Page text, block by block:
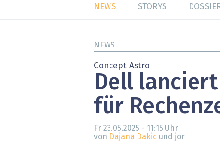
MAIN NAVIGATION
NEWS
Studien
Meinungen
Hands-on
STORYS
Best
SAP
NEWS
Concept Astro
Dell
für
Fr 23.05.2025 - 11:15 Uhr
von Dajana Dakic und jor